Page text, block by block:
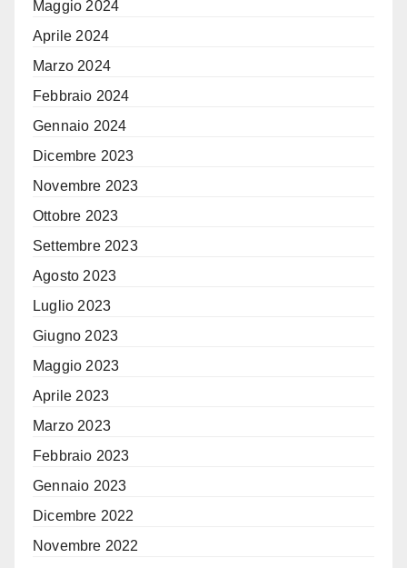
Maggio 2024
Aprile 2024
Marzo 2024
Febbraio 2024
Gennaio 2024
Dicembre 2023
Novembre 2023
Ottobre 2023
Settembre 2023
Agosto 2023
Luglio 2023
Giugno 2023
Maggio 2023
Aprile 2023
Marzo 2023
Febbraio 2023
Gennaio 2023
Dicembre 2022
Novembre 2022